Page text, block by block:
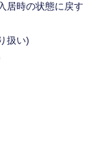
居時の状態に戻す
扱い)